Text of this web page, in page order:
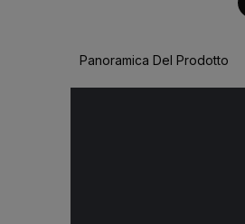
Panoramica Del Prodotto